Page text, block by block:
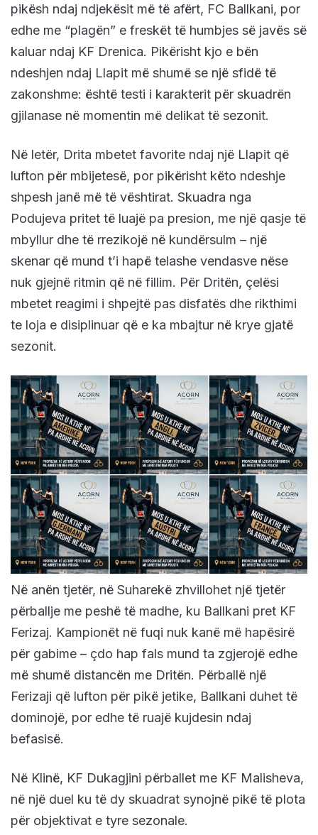
pikësh ndaj ndjekësit më të afërt, FC Ballkani, por
edhe me “plagën” e freskët të humbjes së javës së
kaluar ndaj KF Drenica. Pikërisht kjo e bën
ndeshjen ndaj Llapit më shumë se një sfidë të
zakonshme: është testi i karakterit për skuadrën
gjilanase në momentin më delikat të sezonit.
Në letër, Drita mbetet favorite ndaj një Llapit që
lufton për mbijetesë, por pikërisht këto ndeshje
shpesh janë më të vështirat. Skuadra nga
Podujeva pritet të luajë pa presion, me një qasje të
mbyllur dhe të rrezikojë në kundërsulm – një
skenar që mund t’i hapë telashe vendasve nëse
nuk gjejnë ritmin që në fillim. Për Dritën, çelësi
mbetet reagimi i shpejtë pas disfatës dhe rikthimi
te loja e disiplinuar që e ka mbajtur në krye gjatë
sezonit.
Në anën tjetër, në Suharekë zhvillohet një tjetër
përballje me peshë të madhe, ku Ballkani pret KF
Ferizaj. Kampionët në fuqi nuk kanë më hapësirë
për gabime – çdo hap fals mund ta zgjerojë edhe
më shumë distancën me Dritën. Përballë një
Ferizaji që lufton për pikë jetike, Ballkani duhet të
dominojë, por edhe të ruajë kujdesin ndaj
befasisë.
Në Klinë, KF Dukagjini përballet me KF Malisheva,
në një duel ku të dy skuadrat synojnë pikë të plota
për objektivat e tyre sezonale.